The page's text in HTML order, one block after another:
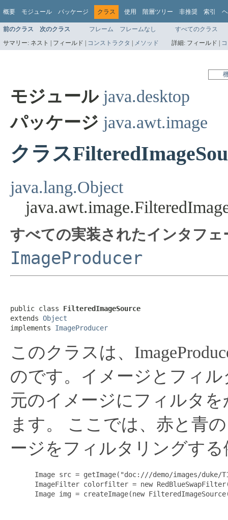
概要 モジュール パッケージ クラス 使用 階層ツリー 非推奨 索引
前のクラス 次のクラス フレーム フレームなし
すべてのクラス
サマリー: ネスト | フィールド | コンストラクタ | メソッド 詳細: フィールド |
モジュール java.desktop
パッケージ java.awt.image
クラス
java.lang.Object
すべての実装されたインタフェ
ImageProducer
public class FilteredImageSource
extends Object
implements ImageProducer
このクラスは、
のです。イメージとフィ
元のイメージにフィルタ
ます。
ここでは、赤と青
ージをフィルタリングす
Image src = getImage("doc:///demo/images/duke/
ImageFilter colorfilter = new
Image img = createImage(new